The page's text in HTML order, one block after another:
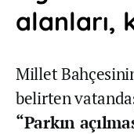
alanları,
Millet
belirten
“Parkın